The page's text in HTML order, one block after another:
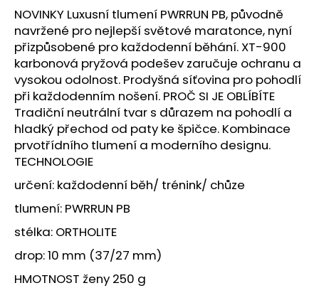
hvězdiček.
NOVINKY Luxusní tlumení PWRRUN PB, původně
navržené pro nejlepší světové maratonce, nyní
přizpůsobené pro každodenní běhání. XT-900
karbonová pryžová podešev zaručuje ochranu a
vysokou odolnost. Prodyšná síťovina pro pohodlí
při každodenním nošení. PROČ SI JE OBLÍBÍTE
Tradiční neutrální tvar s důrazem na pohodlí a
hladký přechod od paty ke špičce. Kombinace
prvotřídního tlumení a moderního designu.
TECHNOLOGIE
určení: každodenní běh/ trénink/ chůze
tlumení: PWRRUN PB
stélka: ORTHOLITE
drop: 10 mm (37/27 mm)
HMOTNOST ženy 250 g
HLEDAT
D
o
p
o
r
u
č
u
j
e
m
e